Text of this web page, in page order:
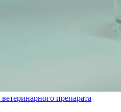
препарата